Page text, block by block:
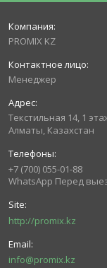
PROMIX KZ
Менеджер
Текстильная 14, 1
Алматы, Казахстан
+7 (700) 055-01-88
WhatsApp Перед
http://promix.kz
info@promix.kz